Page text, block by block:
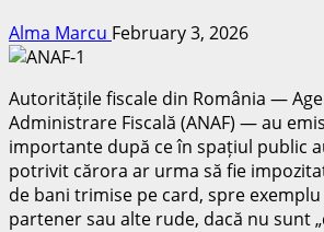
Alma Marcu February 3, 2026
Autoritățile fiscale din România —
Administrare Fiscală (ANAF) — au
importante după ce în spațiul public
potrivit cărora ar urma să fie
de bani trimise pe card, spre
partener sau alte rude, dacă nu sunt